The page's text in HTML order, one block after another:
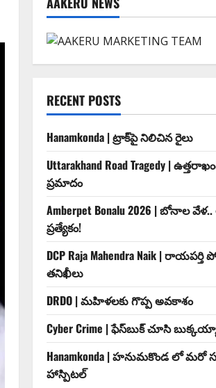
RECENT POSTS
Hanamkonda | ట్రాక్‌పై నిలిచిన రైలు
Uttarakhand Road Tragedy |
ప్రమాదం
Amberpet Bonalu 2026 | బోనాల
ప్రత్యేకం!
DCP Raja Mahendra Naik |
తనిఖీలు
DRDO | మహిళలకు గొప్ప అవకాశం
Cyber Crime | ఫేస్‌బుక్‌ చూసి
Hanamkonda | హనుమకొండ లో మరో
హాస్పిటల్